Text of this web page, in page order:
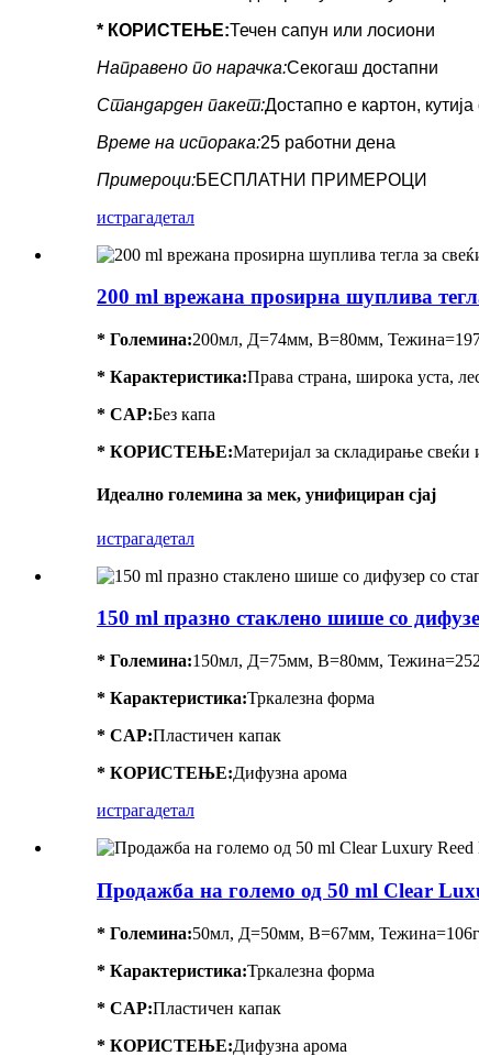
* КОРИСТЕЊЕ:Течен сапун или лосиони
Направено по нарачка:Секогаш достапни
Стандарден пакет:Достапно е картон,
Време на испорака:25 работни дена
Примероци:БЕСПЛАТНИ ПРИМЕРОЦИ
истрагадетал
200 ml врежана проѕирна шуплива
* Големина:200мл, Д=74мм, В=80мм,
* Карактеристика:Права страна, широка уста,
* CAP:Без капа
* КОРИСТЕЊЕ:Материјал за складирање свеќи
Идеално големина за мек, унифициран сјај
истрагадетал
150 ml празно стаклено шише со
* Големина:150мл, Д=75мм, В=80мм,
* Карактеристика:Тркалезна форма
* CAP:Пластичен капак
* КОРИСТЕЊЕ:Дифузна арома
истрагадетал
Продажба на големо од 50 ml Clear
* Големина:50мл, Д=50мм, В=67мм,
* Карактеристика:Тркалезна форма
* CAP:Пластичен капак
* КОРИСТЕЊЕ:Дифузна арома